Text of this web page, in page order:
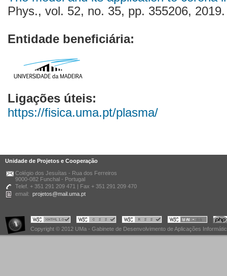
Phys., vol. 52, no. 35, pp. 355206,
Entidade beneficiária:
Ligações úteis:
https://fisica.uma.pt/plasma/
Unidade de Projetos e Cooperação
Colégio dos Jesuítas - Rua dos Ferreiros
9000-082 Funchal - Portugal
Telef. + 351 291 209 471 | Fax + 351 291 209 470
email: projetos@mail.uma.pt
Copyright © 2012 UMa - Gabinete de Desenvolvimento de Aplicações